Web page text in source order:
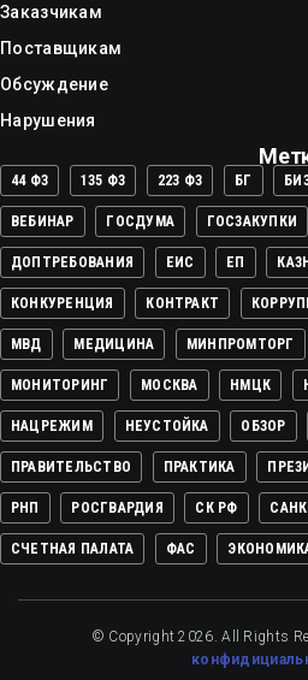
Заказчикам
Поставщикам
Обсуждение
Нарушения
44 ФЗ 135 ФЗ 223 ФЗ БГ
ВЕБИНАР ГОСДУМА ГОСЗАКУПКИ
ДОПТРЕБОВАНИЯ ЕИС ЕП
КОНКУРЕНЦИЯ КОНТРАКТ
МВД МЕДИЦИНА МИНПРОМТОРГ
МОНИТОРИНГ МОСКВА НМЦК
НАЦРЕЖИМ НЕУСТОЙКА ОБЗОР
ПРАВИТЕЛЬСТВО ПРАКТИКА
РНП РОСГВАРДИЯ СК РФ
СЧЕТНАЯ ПАЛАТА ФАС
© Copyright 2026. All Rights